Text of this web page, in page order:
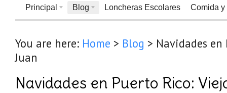
Principal Blog Loncheras Escolares Comida y
You are here: Home > Blog > Navidades
Juan
Navidades en Puerto Rico: